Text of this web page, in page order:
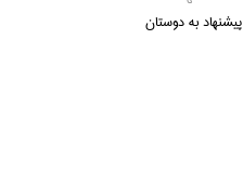
پیشنهاد به دوستان